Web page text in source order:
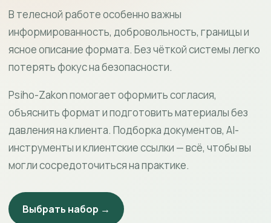
В телесной работе особенно важны
информированность, добровольность, границы и
ясное описание формата. Без чёткой системы легко
потерять фокус на безопасности.
Psiho-Zakon помогает оформить согласия,
объяснить формат и подготовить материалы без
давления на клиента. Подборка документов, AI-
инструменты и клиентские ссылки — всё, чтобы вы
могли сосредоточиться на практике.
Выбрать набор →